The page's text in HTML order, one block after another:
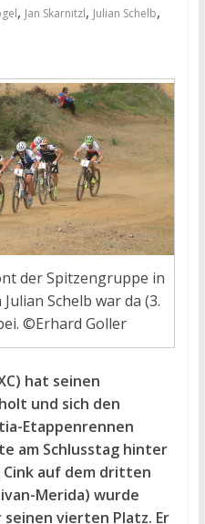
, Jan Skarnitzl, Julian Schelb,
der Spitzengruppe in
Schelb war da (3.
©Erhard Goller
hat seinen
und sich den
Etappenrennen
am Schlusstag hinter
Cink auf dem dritten
Merida) wurde
vierten Platz. Er